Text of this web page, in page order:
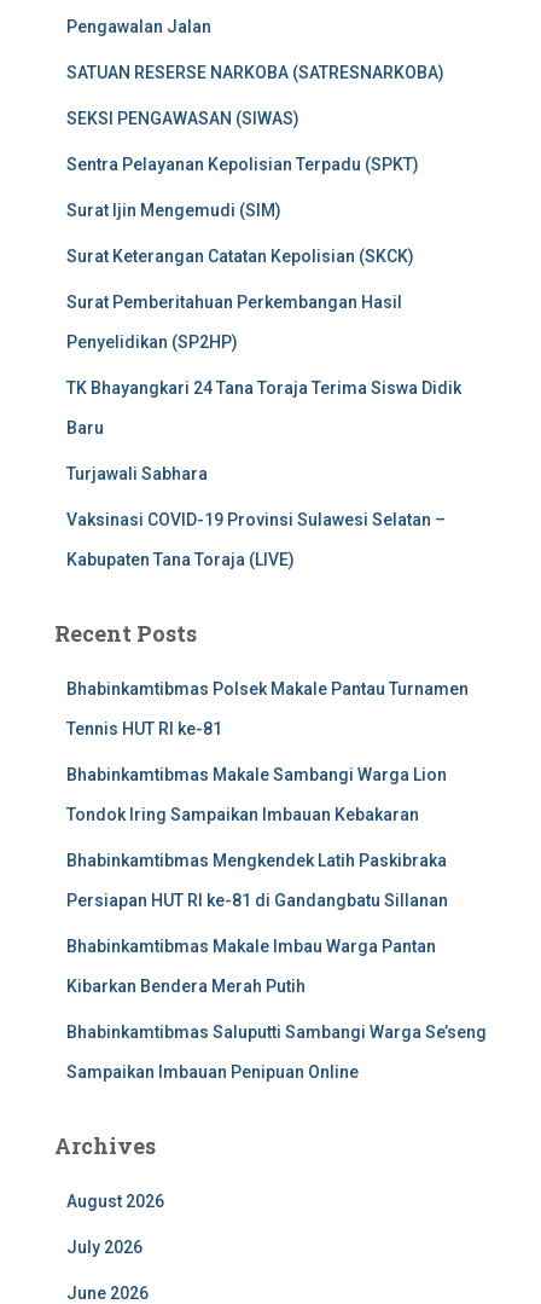
Pengawalan Jalan
SATUAN RESERSE NARKOBA (SATRESNARKOBA)
SEKSI PENGAWASAN (SIWAS)
Sentra Pelayanan Kepolisian Terpadu (SPKT)
Surat Ijin Mengemudi (SIM)
Surat Keterangan Catatan Kepolisian (SKCK)
Surat Pemberitahuan Perkembangan Hasil
Penyelidikan (SP2HP)
TK Bhayangkari 24 Tana Toraja Terima Siswa Didik
Baru
Turjawali Sabhara
Vaksinasi COVID-19 Provinsi Sulawesi Selatan –
Kabupaten Tana Toraja (LIVE)
Recent Posts
Bhabinkamtibmas Polsek Makale Pantau Turnamen
Tennis HUT RI ke-81
Bhabinkamtibmas Makale Sambangi Warga Lion
Tondok Iring Sampaikan Imbauan Kebakaran
Bhabinkamtibmas Mengkendek Latih Paskibraka
Persiapan HUT RI ke-81 di Gandangbatu Sillanan
Bhabinkamtibmas Makale Imbau Warga Pantan
Kibarkan Bendera Merah Putih
Bhabinkamtibmas Saluputti Sambangi Warga Se’seng
Sampaikan Imbauan Penipuan Online
Archives
August 2026
July 2026
June 2026